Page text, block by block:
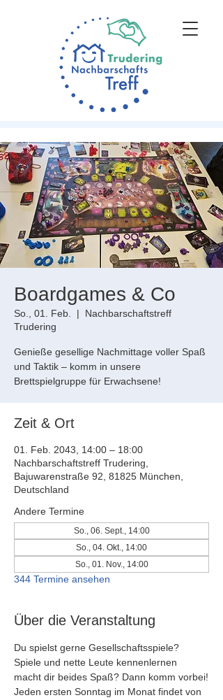
Boardgames & Co
So., 01. Feb.
  |
Nachbarschaftstreff
Trudering
Genieße gesellige Nachmittage voller Spaß
und Taktik – komm in unsere
Brettspielgruppe für Erwachsene!
Zeit & Ort
01. Feb. 2043, 14:00 – 18:00
Nachbarschaftstreff Trudering,
Bajuwarenstraße 92, 81825 München,
Deutschland
Andere Termine
So., 06. Sept., 14:00
So., 04. Okt., 14:00
So., 01. Nov., 14:00
344 Termine ansehen
Über die Veranstaltung
Du spielst gerne Gesellschaftsspiele?
Spiele und nette Leute kennenlernen
macht dir beides Spaß? Dann komm vorbei!
Jeden ersten Sonntag im Monat findet von